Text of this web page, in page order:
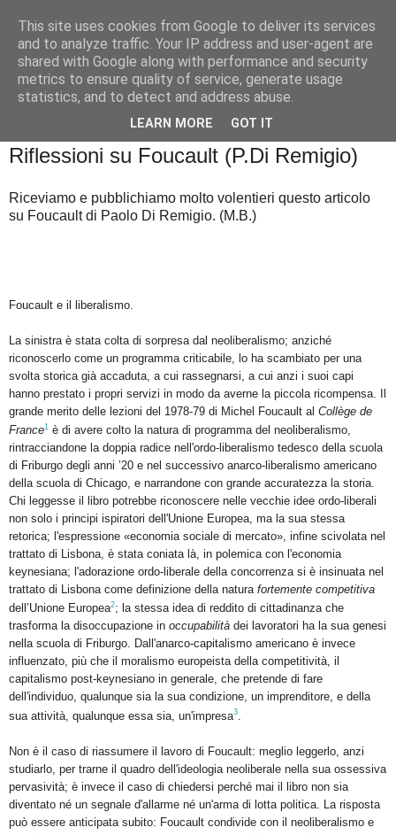
Badiale & Tringali
Riflessioni su Foucault (P.Di Remigio)
Riceviamo e pubblichiamo molto volentieri questo articolo
su Foucault di Paolo Di Remigio. (M.B.)
Foucault e il liberalismo.
La sinistra è stata colta di sorpresa dal neoliberalismo; anziché
riconoscerlo come un programma criticabile, lo ha scambiato per una
svolta storica già accaduta, a cui rassegnarsi, a cui anzi i suoi capi
hanno prestato i propri servizi in modo da averne la piccola ricompensa. Il
grande merito delle lezioni del 1978-79 di Michel Foucault al Collège de
France1 è di avere colto la natura di programma del neoliberalismo,
rintracciandone la doppia radice nell'ordo-liberalismo tedesco della scuola
di Friburgo degli anni ’20 e nel successivo anarco-liberalismo americano
della scuola di Chicago, e narrandone con grande accuratezza la storia.
Chi leggesse il libro potrebbe riconoscere nelle vecchie idee ordo-liberali
non solo i principi ispiratori dell'Unione Europea, ma la sua stessa
retorica; l'espressione «economia sociale di mercato», infine scivolata nel
trattato di Lisbona, è stata coniata là, in polemica con l'economia
keynesiana; l'adorazione ordo-liberale della concorrenza si è insinuata nel
trattato di Lisbona come definizione della natura fortemente competitiva
dell’Unione Europea2; la stessa idea di reddito di cittadinanza che
trasforma la disoccupazione in occupabilità dei lavoratori ha la sua genesi
nella scuola di Friburgo. Dall'anarco-capitalismo americano è invece
influenzato, più che il moralismo europeista della competitività, il
capitalismo post-keynesiano in generale, che pretende di fare
dell'individuo, qualunque sia la sua condizione, un imprenditore, e della
sua attività, qualunque essa sia, un'impresa3
Non è il caso di riassumere il lavoro di Foucault: meglio leggerlo, anzi
studiarlo, per trarne il quadro dell'ideologia neoliberale nella sua ossessiva
pervasività; è invece il caso di chiedersi perché mai il libro non sia
diventato né un segnale d'allarme né un'arma di lotta politica. La risposta
può essere anticipata subito: Foucault condivide con il neoliberalismo e
This site uses cookies from Google to deliver its services
and to analyze traffic. Your IP address and user-agent are
shared with Google along with performance and security
metrics to ensure quality of service, generate usage
statistics, and to detect and address abuse.
LEARN MORE GOT IT